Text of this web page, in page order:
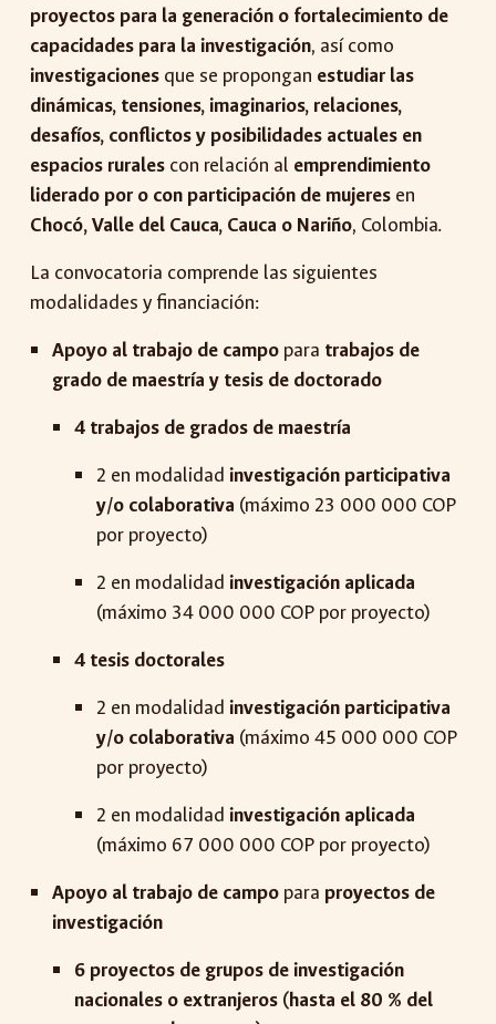
proyectos para la generación o fortalecimiento de
capacidades para la investigación, así como
investigaciones que se propongan estudiar las
dinámicas, tensiones, imaginarios, relaciones,
desafíos, conflictos y posibilidades actuales en
espacios rurales con relación al emprendimiento
liderado por o con participación de mujeres en
Chocó, Valle del Cauca, Cauca o Nariño, Colombia.
La convocatoria comprende las siguientes
modalidades y financiación:
Apoyo al trabajo de campo para trabajos de
grado de maestría y tesis de doctorado
4 trabajos de grados de maestría
2 en modalidadinvestigación participativa
y/o colaborativa (máximo 23 000 000 COP
por proyecto)
2 en modalidadinvestigación aplicada
(máximo 34 000 000 COP por proyecto)
4 tesis doctorales
2 en modalidadinvestigación participativa
y/o colaborativa (máximo45 000 000 COP
por proyecto)
2 en modalidadinvestigación aplicada
(máximo 67 000 000 COP por proyecto)
Apoyo al trabajo de campo para proyectos de
investigación
6 proyectos de grupos de investigación
nacionales o extranjeros (hasta el 80 % del